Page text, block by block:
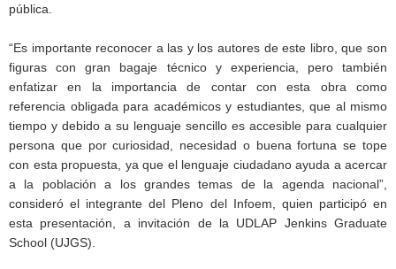
pública.
“Es importante reconocer a las y los autores de este libro, que son
figuras con gran bagaje técnico y experiencia, pero también
enfatizar en la importancia de contar con esta obra como
referencia obligada para académicos y estudiantes, que al mismo
tiempo y debido a su lenguaje sencillo es accesible para cualquier
persona que por curiosidad, necesidad o buena fortuna se tope
con esta propuesta, ya que el lenguaje ciudadano ayuda a acercar
a la población a los grandes temas de la agenda nacional”,
consideró el integrante del Pleno del Infoem, quien participó en
esta presentación, a invitación de la UDLAP Jenkins Graduate
School (UJGS).